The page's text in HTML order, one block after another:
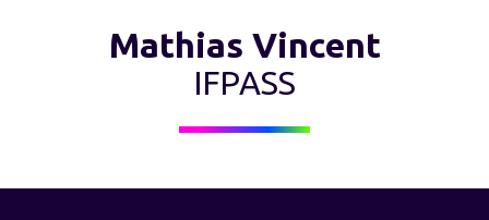
Mathias Vincent
IFPASS